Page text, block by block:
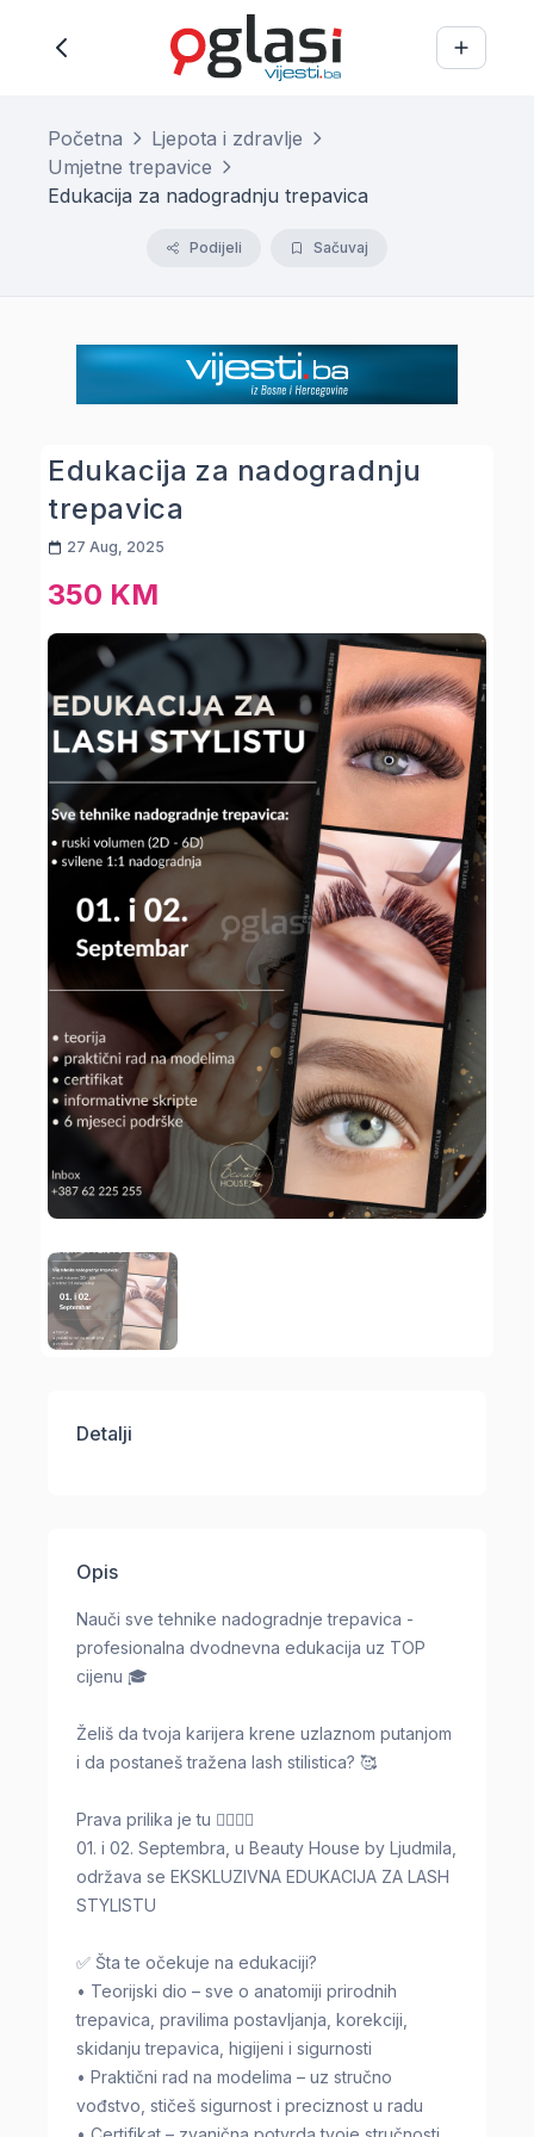
Početna
Ljepota i zdravlje
Umjetne trepavice
Edukacija za nadogradnju trepavica
Podijeli Sačuvaj
Edukacija za nadogradnju
trepavica
27 Aug, 2025
350 KM
Detalji
Opis
Nauči sve tehnike nadogradnje trepavica -
profesionalna dvodnevna edukacija uz TOP
cijenu 🎓
Želiš da tvoja karijera krene uzlaznom putanjom
i da postaneš tražena lash stilistica? 🥰
Prava prilika je tu 👇🏻👇🏻
01. i 02. Septembra, u Beauty House by Ljudmila,
održava se EKSKLUZIVNA EDUKACIJA ZA LASH
STYLISTU
✅ Šta te očekuje na edukaciji?
• Teorijski dio – sve o anatomiji prirodnih
trepavica, pravilima postavljanja, korekciji,
skidanju trepavica, higijeni i sigurnosti
• Praktični rad na modelima – uz stručno
vođstvo, stičeš sigurnost i preciznost u radu